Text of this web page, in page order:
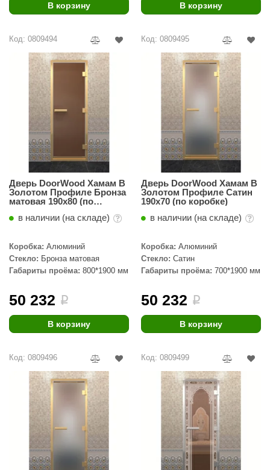
В корзину В корзину
Код: 0809494
Дверь DoorWood Хамам В
Золотом Профиле Бронза
матовая 190х80 (по
в наличии (на складе)
Коробка: Алюминий
Стекло: Бронза матовая
Габариты проёма: 800*1900 мм
50 232 i
В корзину
Код: 0809495
Дверь DoorWood Хамам В
Золотом Профиле Сатин
190х70 (по коробке)
в наличии (на складе)
Коробка: Алюминий
Стекло: Сатин
Габариты проёма: 700*1900 мм
50 232 i
В корзину
Код: 0809496 Код: 0809499